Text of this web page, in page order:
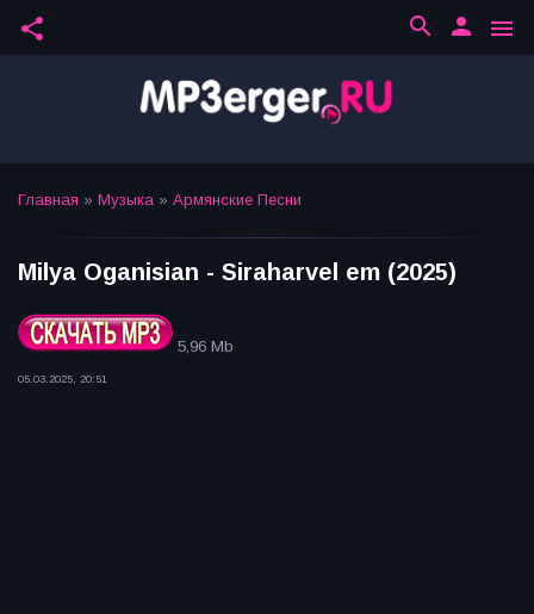
share menu
person
search
Главная » Музыка » Армянские Песни
Milya Oganisian - Siraharvel em (2025)
5,96 Mb
05.03.2025, 20:51